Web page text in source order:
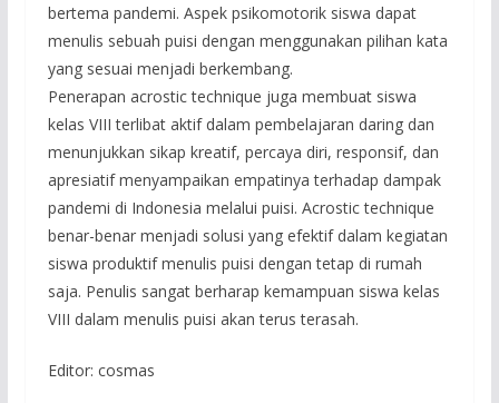
bertema pandemi. Aspek psikomotorik siswa dapat
menulis sebuah puisi dengan menggunakan pilihan kata
yang sesuai menjadi berkembang.
Penerapan acrostic technique juga membuat siswa
kelas VIII terlibat aktif dalam pembelajaran daring dan
menunjukkan sikap kreatif, percaya diri, responsif, dan
apresiatif menyampaikan empatinya terhadap dampak
pandemi di Indonesia melalui puisi. Acrostic technique
benar-benar menjadi solusi yang efektif dalam kegiatan
siswa produktif menulis puisi dengan tetap di rumah
saja. Penulis sangat berharap kemampuan siswa kelas
VIII dalam menulis puisi akan terus terasah.
Editor: cosmas